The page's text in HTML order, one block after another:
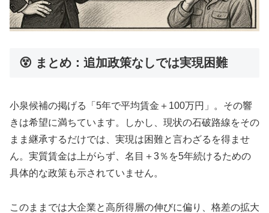
😵 まとめ：追加政策なしでは実現困難
小泉候補の掲げる「5年で平均賃金＋100万円」。その響
きは希望に満ちています。しかし、現状の石破路線をその
まま継承するだけでは、実現は困難と言わざるを得ませ
ん。実質賃金は上がらず、名目＋3％を5年続けるための
具体的な政策も示されていません。
このままでは大企業と高所得層の伸びに偏り、格差の拡大